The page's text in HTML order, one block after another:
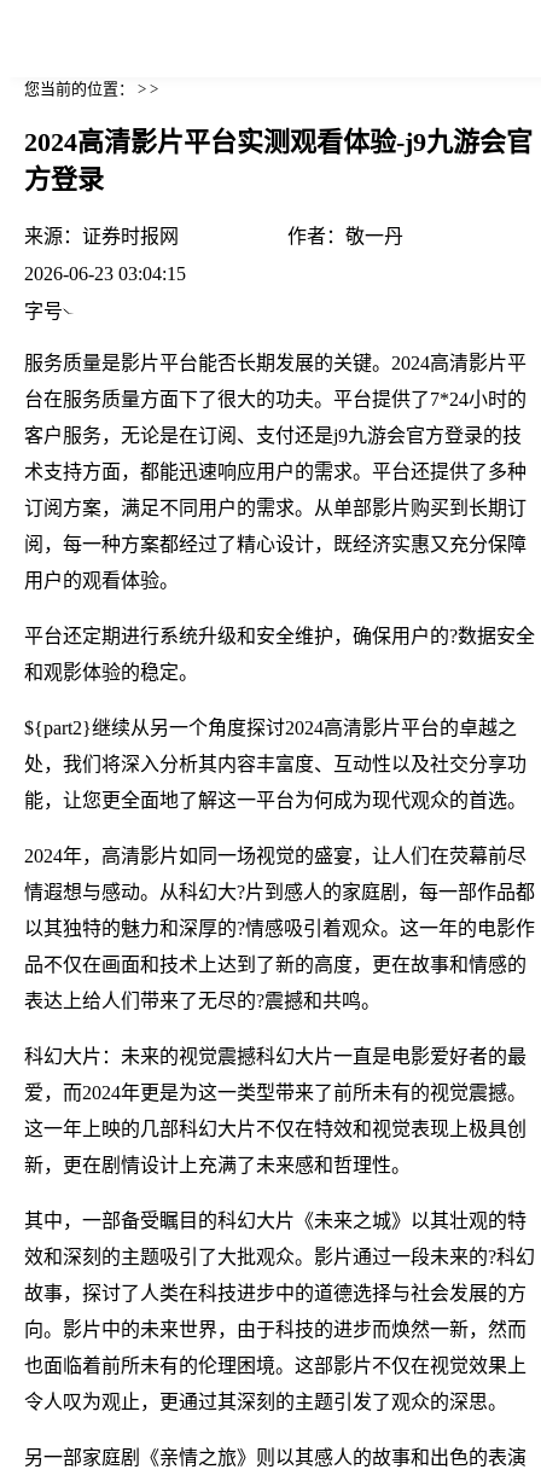
您当前的位置： > >
2024高清影片平台实测观看体验-j9九游会官
方登录
来源： 证券时报网 作者： 敬一丹
2026-06-23 03:04:15
字号
服务质量是影片平台能否长期发展的关键。2024高清影片平
台在服务质量方面下了很大的功夫。平台提供了7*24小时的
客户服务，无论是在订阅、支付还是j9九游会官方登录的技
术支持方面，都能迅速响应用户的需求。平台还提供了多种
订阅方案，满足不同用户的需求。从单部影片购买到长期订
阅，每一种方案都经过了精心设计，既经济实惠又充分保障
用户的观看体验。
平台还定期进行系统升级和安全维护，确保用户的?数据安全
和观影体验的稳定。
${part2}继续从另一个角度探讨2024高清影片平台的卓越之
处，我们将深入分析其内容丰富度、互动性以及社交分享功
能，让您更全面地了解这一平台为何成为现代观众的首选。
2024年，高清影片如同一场视觉的盛宴，让人们在荧幕前尽
情遐想与感动。从科幻大?片到感人的家庭剧，每一部作品都
以其独特的魅力和深厚的?情感吸引着观众。这一年的电影作
品不仅在画面和技术上达到了新的高度，更在故事和情感的
表达上给人们带来了无尽的?震撼和共鸣。
科幻大片：未来的视觉震撼科幻大片一直是电影爱好者的最
爱，而2024年更是为这一类型带来了前所未有的视觉震撼。
这一年上映的几部科幻大片不仅在特效和视觉表现上极具创
新，更在剧情设计上充满了未来感和哲理性。
其中，一部备受瞩目的科幻大片《未来之城》以其壮观的特
效和深刻的主题吸引了大批观众。影片通过一段未来的?科幻
故事，探讨了人类在科技进步中的道德选择与社会发展的方
向。影片中的未来世界，由于科技的进步而焕然一新，然而
也面临着前所未有的伦理困境。这部影片不仅在视觉效果上
令人叹为观止，更通过其深刻的主题引发了观众的深思。
另一部家庭剧《亲情之旅》则以其感人的故事和出色的表演